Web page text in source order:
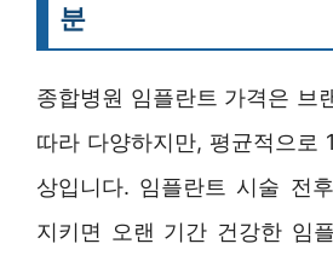
분
종합병원 임플란트 가격은 브
따라 다양하지만, 평균적으로
상입니다. 임플란트 시술 전
지키면 오랜 기간 건강한 임